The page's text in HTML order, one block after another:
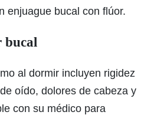
enjuague bucal con flúor.
bucal
al dormir incluyen rigidez
oído, dolores de cabeza y
con su médico para